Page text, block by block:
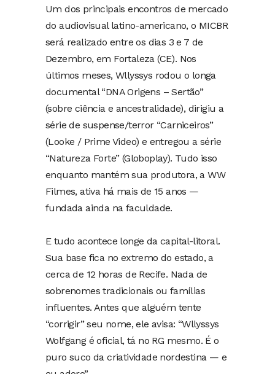
Um dos principais encontros de mercado
do audiovisual latino-americano, o MICBR
será realizado entre os dias 3 e 7 de
Dezembro, em Fortaleza (CE). Nos
últimos meses, Wllyssys rodou o longa
documental “DNA Origens – Sertão”
(sobre ciência e ancestralidade), dirigiu a
série de suspense/terror “Carniceiros”
(Looke / Prime Video) e entregou a série
“Natureza Forte” (Globoplay). Tudo isso
enquanto mantém sua produtora, a WW
Filmes, ativa há mais de 15 anos —
fundada ainda na faculdade.
E tudo acontece longe da capital-litoral.
Sua base fica no extremo do estado, a
cerca de 12 horas de Recife. Nada de
sobrenomes tradicionais ou famílias
influentes. Antes que alguém tente
“corrigir” seu nome, ele avisa: “Wllyssys
Wolfgang é oficial, tá no RG mesmo. É o
puro suco da criatividade nordestina — e